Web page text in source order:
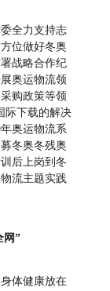
全力支持志
位做好冬奥
战略合作纪
奥运物流领
购政策等领
际下载的解决
奥运物流系
冬奥冬残奥
后上岗到冬
流主题实践
网”
体健康放在